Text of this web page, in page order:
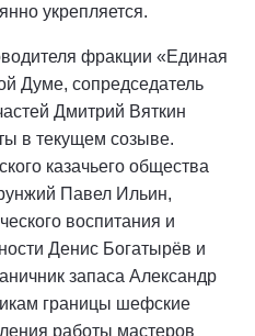
укрепляется.
фракции «Единая
Думе, сопредседатель
Дмитрий Вяткин
в текущем созыве.
казачьего общества
Павел Ильин,
воспитания и
Денис Богатырёв и
запаса Александр
границы шефские
работы мастеров